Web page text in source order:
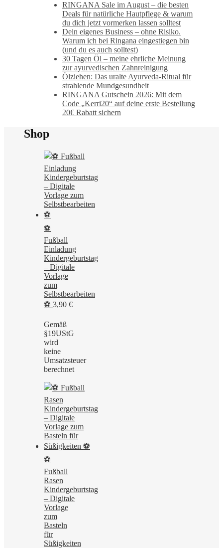
RINGANA Sale im August – die besten
Deals für natürliche Hautpflege & warum
du dich jetzt vormerken lassen solltest
Dein eigenes Business – ohne Risiko.
Warum ich bei Ringana eingestiegen bin
(und du es auch solltest)
30 Tagen Öl – meine ehrliche Meinung
zur ayurvedischen Zahnreinigung
Ölziehen: Das uralte Ayurveda-Ritual für
strahlende Mundgesundheit
RINGANA Gutschein 2026: Mit dem
Code „Kerri20“ auf deine erste Bestellung
20€ Rabatt sichern
Shop
⚽
Fußball
Einladung
Kindergeburtstag
– Digitale
Vorlage
zum
Selbstbearbeiten
⚽ 3,90 €
Gemäß
§19UStG
wird
keine
Umsatzsteuer
berechnet
⚽
Fußball
Rasen
Kindergeburtstag
– Digitale
Vorlage
zum
Basteln
für
Süßigkeiten